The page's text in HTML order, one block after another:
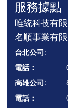
外帶/ 外送飲料
價格:請來電洽詢
服務據點
唯統科技有
名順事業有
台北公司:
電話：
高雄公司:
電話：